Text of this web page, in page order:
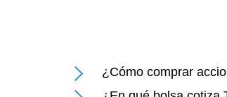
¿Cómo comprar